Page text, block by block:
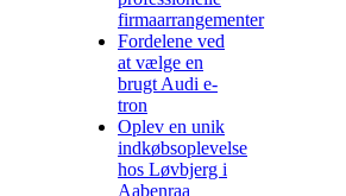
firmaarrangementer
Fordelene ved
at vælge en
brugt Audi e-
tron
Oplev en unik
indkøbsoplevelse
hos Løvbjerg i
Aabenraa